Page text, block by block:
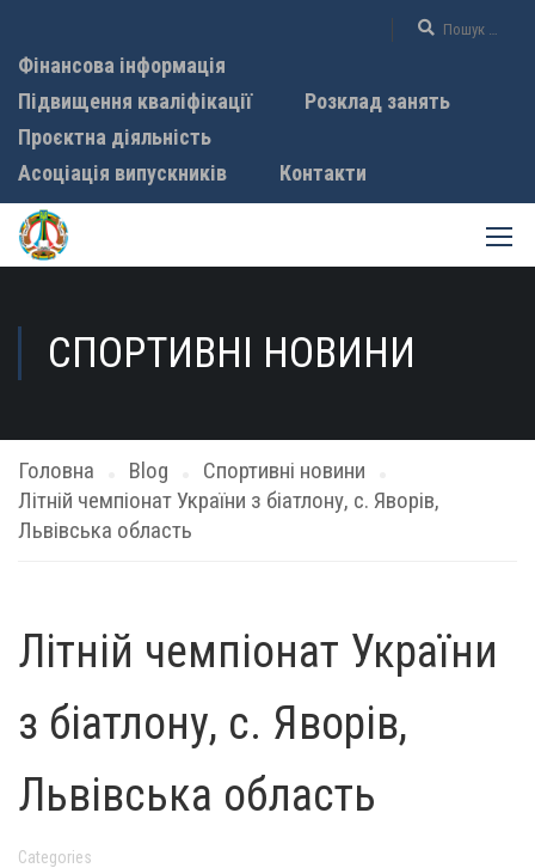
Фінансова інформація
Підвищення кваліфікації
Розклад занять
Проєктна діяльність
Асоціація випускників
Контакти
СПОРТИВНІ НОВИНИ
Головна Blog
Спортивні новини
Літній чемпіонат України з біатлону, с. Яворів,
Львівська область
Літній чемпіонат України
з біатлону, с. Яворів,
Львівська область
Categories